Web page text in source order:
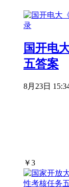
国开电
五答案
8月23日
￥3